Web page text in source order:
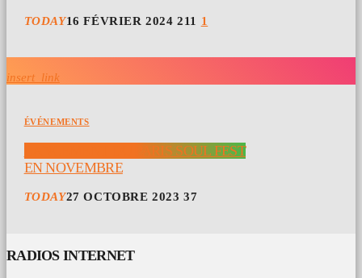
TODAY16 FÉVRIER 2024 211 1
insert_link
ÉVÉNEMENTS
LANCEMENT DU PARIS SOUL FEST
EN NOVEMBRE
TODAY27 OCTOBRE 2023 37
RADIOS INTERNET